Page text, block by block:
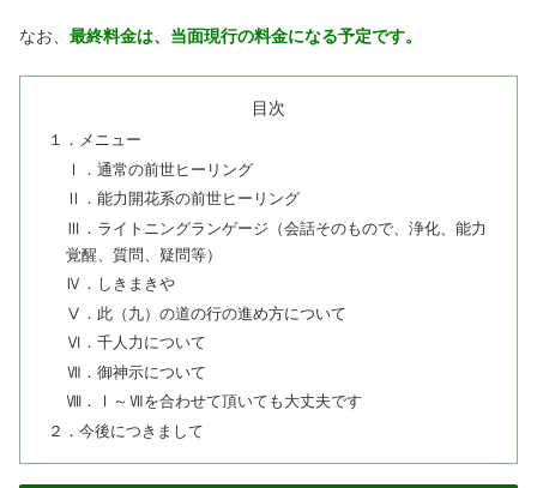
なお、 最終料金は、当面現行の料金になる予定です。
目次
１．メニュー
Ⅰ．通常の前世ヒーリング
Ⅱ．能力開花系の前世ヒーリング
Ⅲ．ライトニングランゲージ（会話そのもので、浄化、能力
覚醒、質問、疑問等）
Ⅳ．しきまきや
Ⅴ．此（九）の道の行の進め方について
Ⅵ．千人力について
Ⅶ．御神示について
Ⅷ．Ⅰ～Ⅶを合わせて頂いても大丈夫です
２．今後につきまして